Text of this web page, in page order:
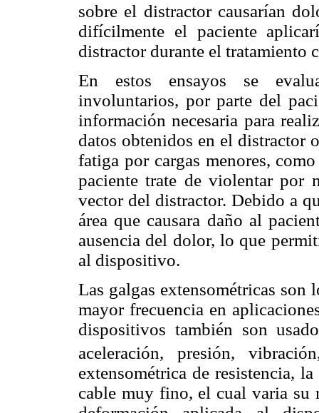
sobre el distractor causarían
difícilmente el paciente
distractor durante el tratamiento
En estos ensayos se
involuntarios, por parte del
información necesaria para
datos obtenidos en el distractor
fatiga por cargas menores,
paciente trate de violentar por
vector del distractor. Debido a
área que causara daño al
ausencia del dolor, lo que
al dispositivo.
Las galgas extensométricas son
mayor frecuencia en
dispositivos también son
aceleración, presión,
extensométrica de resistencia,
cable muy fino, el cual varia su